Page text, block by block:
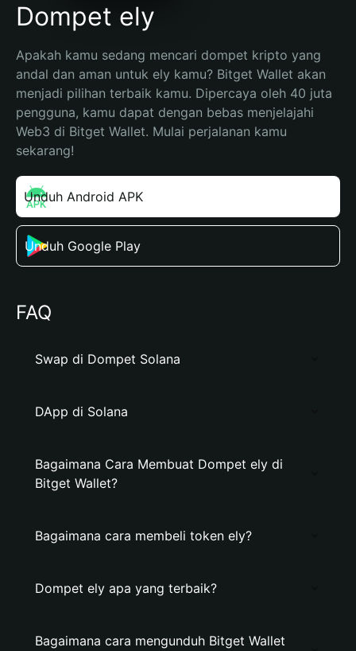
Dompet ely
Apakah kamu sedang mencari dompet kripto yang
andal dan aman untuk ely kamu? Bitget Wallet akan
menjadi pilihan terbaik kamu. Dipercaya oleh 40 juta
pengguna, kamu dapat dengan bebas menjelajahi
Web3 di Bitget Wallet. Mulai perjalanan kamu
sekarang!
Unduh Android APK
Unduh Google Play
FAQ
Swap di Dompet Solana
DApp di Solana
Bagaimana Cara Membuat Dompet ely di
Bitget Wallet?
Bagaimana cara membeli token ely?
Dompet ely apa yang terbaik?
Bagaimana cara mengunduh Bitget Wallet